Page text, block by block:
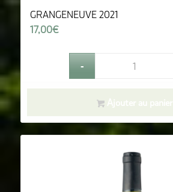
GRANGENEUVE 2021
17,00€
Ajouter au panier